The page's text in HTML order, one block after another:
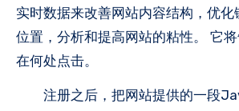
实时数据来改善网站内容结构，优
位置，分析和提高网站的粘性。 它
在何处点击。
注册之后，把网站提供的一段